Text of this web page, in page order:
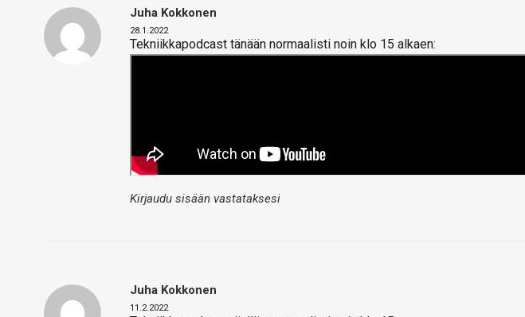
Juha Kokkonen
28.1.2022
Tekniikkapodcast tänään normaalisti noin klo 15 alkaen:
Kirjaudu sisään vastataksesi
Juha Kokkonen
11.2.2022